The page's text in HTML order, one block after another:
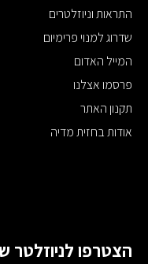
התראות וניוזלטרים
שדרוג למנוי פרימיום
המייל האדום
פרסמו אצלנו
תקנון האתר
אודות בחזית מדיה
הצטרפו לניוזלטר